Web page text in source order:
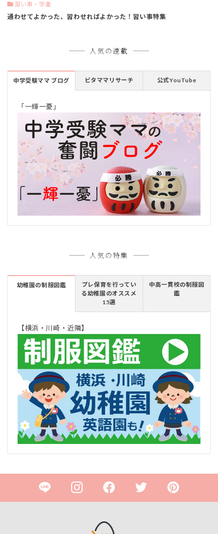
習い事・学童
通わせてよかった、習わせればよかった！習い事特集
人気の連載
中学受験ママ ブログ ビタママリサーチ 公式YouTube
「一輝一憂」
人気の特集
幼稚園の制服図鑑
プレ保育を行ってい
る幼稚園のオススメ
15選
中高一貫校の制服図
鑑
【横浜・川崎・近隣】